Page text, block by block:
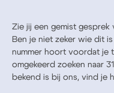
Zie jij een gemist
Ben je niet zeker wie dit
nummer hoort voordat je
omgekeerd zoeken naar
bekend is bij ons, vind je